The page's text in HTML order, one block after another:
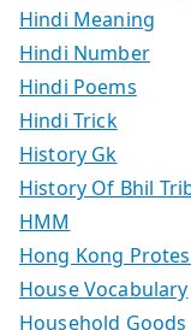
Hindi Meaning
Hindi Number
Hindi Poems
Hindi Trick
History Gk
History Of Bhil
HMM
Hong Kong
House Vocabulary
Household